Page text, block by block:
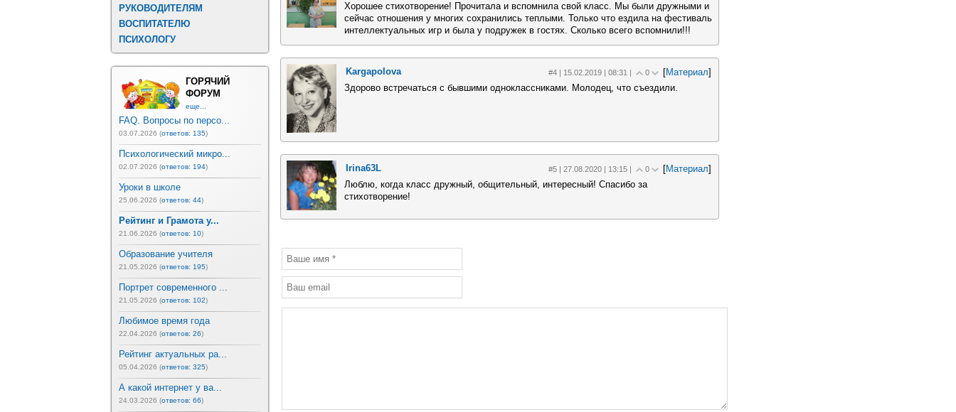
РУКОВОДИТЕЛЯМ
ВОСПИТАТЕЛЮ
ПСИХОЛОГУ
ГОРЯЧИЙ
ФОРУМ
еще...
FAQ. Вопросы по персо...
03.07.2026 (ответов: 135)
Психологический микро...
02.07.2026 (ответов: 194)
Уроки в школе
25.06.2026 (ответов: 44)
Рейтинг и Грамота у...
21.06.2026 (ответов: 10)
Образование учителя
21.05.2026 (ответов: 195)
Портрет современного ...
21.05.2026 (ответов: 102)
Любимое время года
22.04.2026 (ответов: 26)
Рейтинг актуальных ра...
05.04.2026 (ответов: 325)
А какой интернет у ва...
24.03.2026 (ответов: 66)
Хорошее стихотворение! Прочитала и вспомнила свой класс. Мы были дружными и
сейчас отношения у многих сохранились теплыми. Только что ездила на фестиваль
интеллектуальных игр и была у подружек в гостях. Сколько всего вспомнили!!!
Kargapolova #4 | 15.02.2019 | 08:31 | 0 [Материал]
Здорово встречаться с бывшими одноклассниками. Молодец, что съездили.
Irina63L #5 | 27.08.2020 | 13:15 | 0 [Материал]
Люблю, когда класс дружный, общительный, интересный! Спасибо за
стихотворение!